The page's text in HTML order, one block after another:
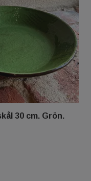
30 cm. Grön.